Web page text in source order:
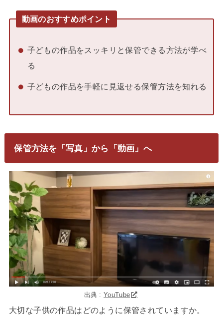
動画のおすすめポイント
子どもの作品をスッキリと保管できる方法が学べ
る
子どもの作品を手軽に見返せる保管方法を知れる
保管方法を「写真」から「動画」へ
出典 :YouTube
大切な子供の作品はどのように保管されていますか。